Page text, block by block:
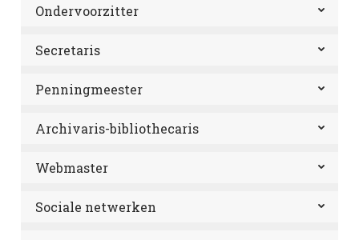
Ondervoorzitter
Secretaris
Penningmeester
Archivaris-bibliothecaris
Webmaster
Sociale netwerken